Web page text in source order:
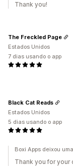
Thank you!
The Freckled Page
Estados Unidos
7 dias usando o app
Black Cat Reads
Estados Unidos
5 dias usando o app
Boxi Apps deixou
Thank you for your